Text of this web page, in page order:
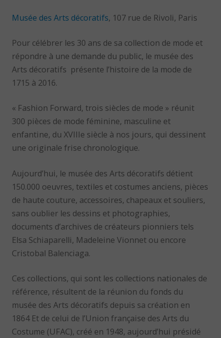
Musée des Arts décoratifs, 107 rue de Rivoli, Paris
Pour célébrer les 30 ans de sa collection de mode et
répondre à une demande du public, le musée des
Arts décoratifs présente l’histoire de la mode de
1715 à 2016.
« Fashion Forward, trois siècles de mode » réunit
300 pièces de mode féminine, masculine et
enfantine, du XVIIIe siècle à nos jours, qui dessinent
une originale frise chronologique.
Aujourd’hui, le musée des Arts décoratifs détient
150.000 oeuvres, textiles et costumes anciens, pièces
de haute couture, accessoires, chapeaux et souliers,
sans oublier les dessins et photographies,
documents d’archives de créateurs pionniers tels
Elsa Schiaparelli, Madeleine Vionnet ou encore
Cristobal Balenciaga.
Ces collections, qui sont les collections nationales de
référence, résultent de la réunion du fonds du
musée des Arts décoratifs depuis sa création en
1864 Et de celui de l’Union française des Arts du
Costume (UFAC), créé en 1948, aujourd’hui présidé